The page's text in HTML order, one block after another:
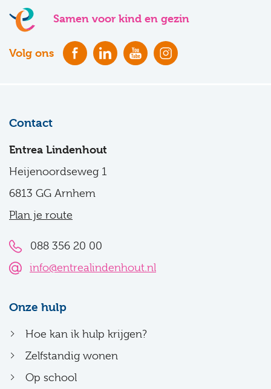
Samen voor kind en gezin
Volg ons
Contact
Entrea Lindenhout
Heijenoordseweg 1
6813 GG Arnhem
Plan je route
088 356 20 00
info@entrealindenhout.nl
Onze hulp
Hoe kan ik hulp krijgen?
Zelfstandig wonen
Op school